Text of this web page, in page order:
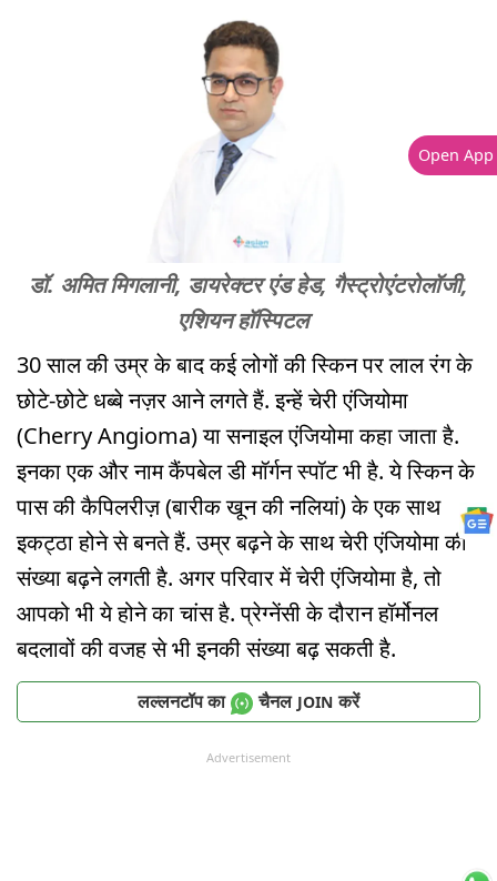
डॉ. अमित मिगलानी, डायरेक्टर एंड हेड, गैस्ट्रोएंटरोलॉजी,
एशियन हॉस्पिटल
30 साल की उम्र के बाद कई लोगों की स्किन पर लाल रंग के
छोटे-छोटे धब्बे नज़र आने लगते हैं. इन्हें चेरी एंजियोमा
(Cherry Angioma) या सनाइल एंजियोमा कहा जाता है.
इनका एक और नाम कैंपबेल डी मॉर्गन स्पॉट भी है. ये स्किन के
पास की कैपिलरीज़ (बारीक खून की नलियां) के एक साथ
इकट्ठा होने से बनते हैं. उम्र बढ़ने के साथ चेरी एंजियोमा की
संख्या बढ़ने लगती है. अगर परिवार में चेरी एंजियोमा है, तो
आपको भी ये होने का चांस है. प्रेग्नेंसी के दौरान हॉर्मोनल
बदलावों की वजह से भी इनकी संख्या बढ़ सकती है.
लल्लनटॉप का चैनल JOIN करें
Advertisement
Open App